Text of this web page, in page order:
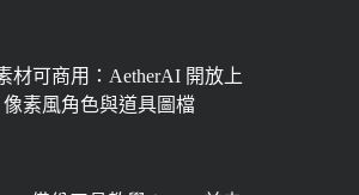
材可商用：AetherAI 開放上
像素風角色與道具圖檔